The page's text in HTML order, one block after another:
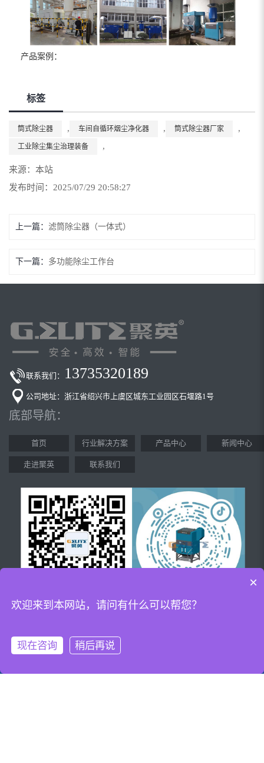
产品案例：
标签
筒式除尘器 , 车间自循环烟尘净化器 , 筒式除尘器厂家 ,
工业除尘集尘治理装备 ,
来源：本站
发布时间：2025/07/29 20:58:27
上一篇： 滤筒除尘器（一体式）
下一篇： 多功能除尘工作台
联系我们： 13735320189
公司地址：浙江省绍兴市上虞区城东工业园区石堰路1号
底部导航：
首页 行业解决方案 产品中心 新闻中心
走进聚英 联系我们
官方微信 官方抖音
一体式滤筒除尘器怎么样？厨房油烟净化装置哪家便宜？焊接除尘设备哪
×
欢迎来到本网站，请问有什么可以帮您？
现在咨询 稍后再说